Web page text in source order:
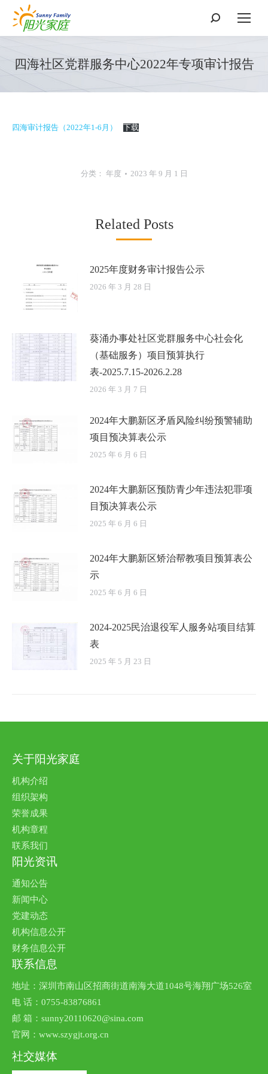
搜
索：
四海社区党群服务中心2022年专项审计报告
四海审计报告（2022年1-6月） 下载
分类： 年度 2023 年 9 月 1 日
Related Posts
2025年度财务审计报告公示
2026 年 3 月 28 日
葵涌办事处社区党群服务中心社会化
（基础服务）项目预算执行
表-2025.7.15-2026.2.28
2026 年 3 月 7 日
2024年大鹏新区矛盾风险纠纷预警辅助
项目预决算表公示
2025 年 6 月 6 日
2024年大鹏新区预防青少年违法犯罪项
目预决算表公示
2025 年 6 月 6 日
2024年大鹏新区矫治帮教项目预算表公
示
2025 年 6 月 6 日
2024-2025民治退役军人服务站项目结算
表
2025 年 5 月 23 日
关于阳光家庭
机构介绍
组织架构
荣誉成果
机构章程
联系我们
阳光资讯
通知公告
新闻中心
党建动态
机构信息公开
财务信息公开
联系信息
地址：深圳市南山区招商街道南海大道1048号海翔广场526室
电 话：0755-83876861
邮 箱：sunny20110620@sina.com
官网：www.szygjt.org.cn
社交媒体